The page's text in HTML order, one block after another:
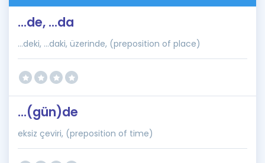
Blog
İngilizce Gramer
...de, ...da
...deki, ...daki, üzerinde, (preposition of place)
...(gün)de
eksiz çeviri, (preposition of time)